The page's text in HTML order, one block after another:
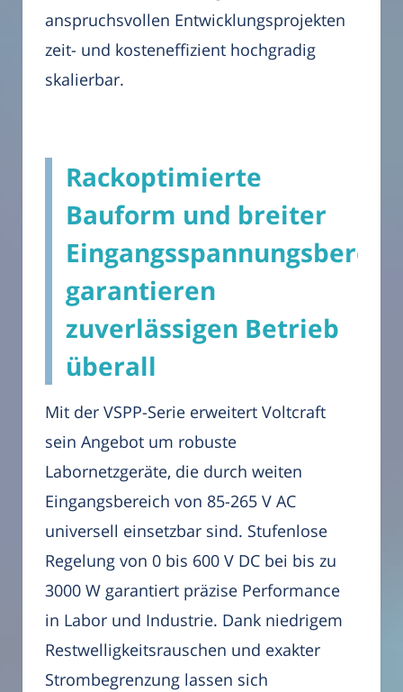
anspruchsvollen Entwicklungsprojekten
zeit- und kosteneffizient hochgradig
skalierbar.
Rackoptimierte
Bauform und breiter
garantieren
zuverlässigen Betrieb
überall
Mit der VSPP-Serie erweitert Voltcraft
sein Angebot um robuste
Labornetzgeräte, die durch weiten
Eingangsbereich von 85-265 V AC
universell einsetzbar sind. Stufenlose
Regelung von 0 bis 600 V DC bei bis zu
3000 W garantiert präzise Performance
in Labor und Industrie. Dank niedrigem
Restwelligkeitsrauschen und exakter
Strombegrenzung lassen sich